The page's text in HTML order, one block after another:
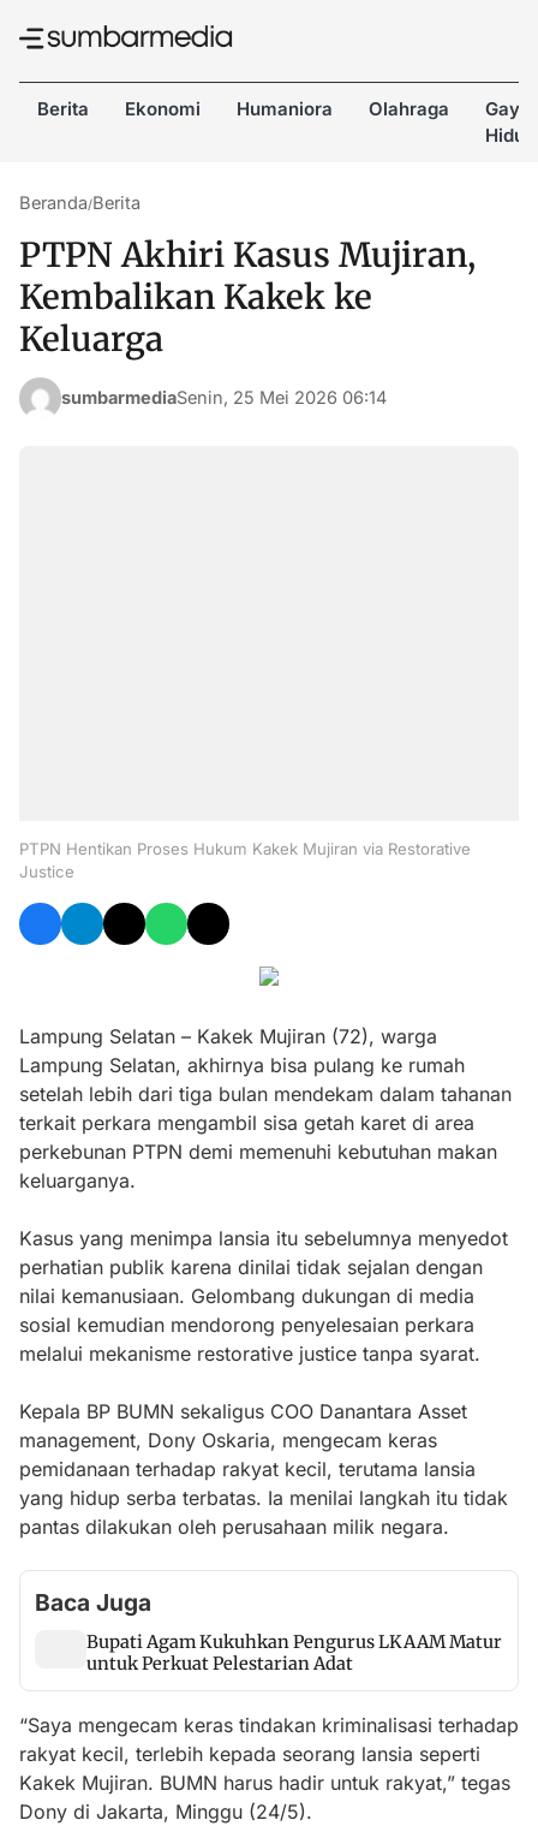
Berita Ekonomi Humaniora Olahraga
Gaya
Hidup
Beranda/Berita
PTPN Akhiri Kasus Mujiran,
Kembalikan Kakek ke
Keluarga
sumbarmediaSenin, 25 Mei 2026 06:14
PTPN Hentikan Proses Hukum Kakek Mujiran via Restorative
Justice
Lampung Selatan – Kakek Mujiran (72), warga
Lampung Selatan, akhirnya bisa pulang ke rumah
setelah lebih dari tiga bulan mendekam dalam tahanan
terkait perkara mengambil sisa getah karet di area
perkebunan PTPN demi memenuhi kebutuhan makan
keluarganya.
Kasus yang menimpa lansia itu sebelumnya menyedot
perhatian publik karena dinilai tidak sejalan dengan
nilai kemanusiaan. Gelombang dukungan di media
sosial kemudian mendorong penyelesaian perkara
melalui mekanisme restorative justice tanpa syarat.
Kepala BP BUMN sekaligus COO Danantara Asset
management, Dony Oskaria, mengecam keras
pemidanaan terhadap rakyat kecil, terutama lansia
yang hidup serba terbatas. Ia menilai langkah itu tidak
pantas dilakukan oleh perusahaan milik negara.
Baca Juga
Bupati Agam Kukuhkan Pengurus LKAAM Matur
untuk Perkuat Pelestarian Adat
“Saya mengecam keras tindakan kriminalisasi terhadap
rakyat kecil, terlebih kepada seorang lansia seperti
Kakek Mujiran. BUMN harus hadir untuk rakyat,” tegas
Dony di Jakarta, Minggu (24/5).